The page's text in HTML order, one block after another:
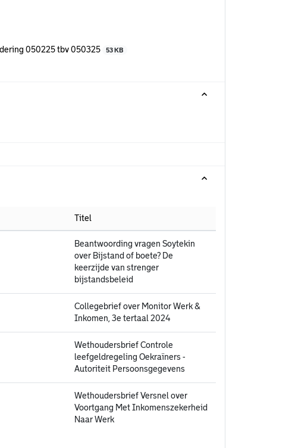
050225 tbv 050325
53 KB
Titel
Beantwoording vragen Soytekin
over Bijstand of boete? De
keerzijde van strenger
bijstandsbeleid
Collegebrief over Monitor Werk &
Inkomen, 3e tertaal 2024
Wethoudersbrief Controle
leefgeldregeling Oekraïners -
Autoriteit Persoonsgegevens
Wethoudersbrief Versnel over
Voortgang Met Inkomenszekerheid
Naar Werk